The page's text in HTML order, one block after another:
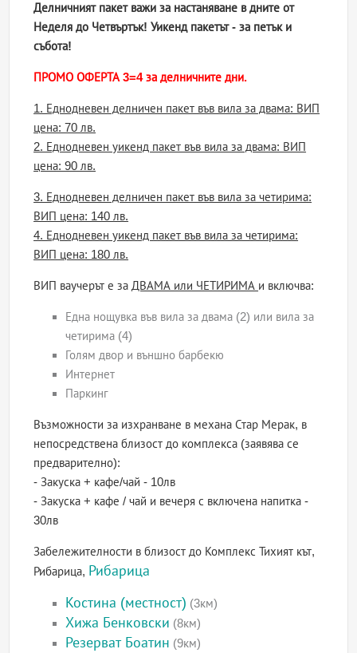
Делничният пакет важи за настаняване в дните от
Неделя до Четвъртък! Уикенд пакетът - за петък и
събота!
ПРОМО ОФЕРТА 3=4 за делничните дни.
1. Еднодневен делничен пакет във вила за двама: ВИП
цена: 70 лв.
2. Еднодневен уикенд пакет във вила за двама: ВИП
цена: 90 лв.
3. Еднодневен делничен пакет във вила за четирима:
ВИП цена: 140 лв.
4. Еднодневен уикенд пакет във вила за четирима:
ВИП цена: 180 лв.
ВИП ваучерът е за ДВАМА или ЧЕТИРИМА и включва:
Една нощувка във вила за двама (2) или вила за
четирима (4)
Голям двор и външно барбекю
Интернет
Паркинг
Възможности за изхранване в механа Стар Мерак, в
непосредствена близост до комплекса (заявява се
предварително):
- Закуска + кафе/чай - 10лв
- Закуска + кафе / чай и вечеря с включена напитка -
30лв
Забележителности в близост до Комплекс Тихият кът,
Рибарица, Рибарица
Костина (местност) (3км)
Хижа Бенковски (8км)
Резерват Боатин (9км)